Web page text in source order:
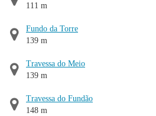
111 m
Fundo da Torre
139 m
Travessa do Meio
139 m
Travessa do Fundão
148 m